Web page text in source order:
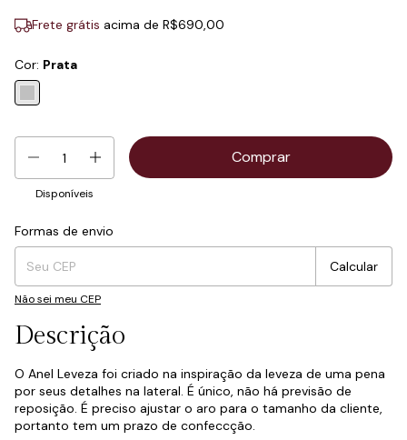
Frete grátis acima de R$690,00
Cor: Prata
Disponíveis
Entregas para o CEP:
Formas de envio
Calcular
Não sei meu CEP
Descrição
O Anel Leveza foi criado na inspiração da leveza de uma pena
por seus detalhes na lateral. É único, não há previsão de
reposição. É preciso ajustar o aro para o tamanho da cliente,
portanto tem um prazo de confeccção.